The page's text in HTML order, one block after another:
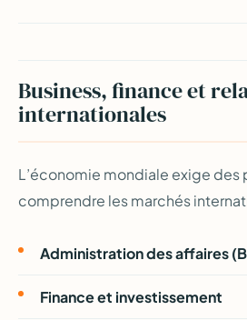
Business, finance et
internationales
L’économie mondiale exige
comprendre les marchés
Administration des affaires
Finance et investissement